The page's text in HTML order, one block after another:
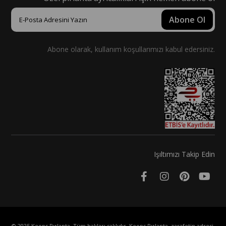
Abone Ol
Abone olarak, kullanım koşullarımızı kabul edersiniz.
Işıltımızı Takip Edin